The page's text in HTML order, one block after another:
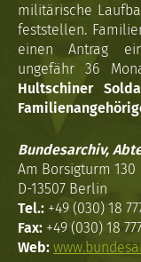
militärische
feststellen.
einen Antrag
ungefähr 36
Hultschiner
Bundesarchiv,
Am Borsigturm 130
D-13507 Berlin
Tel.: +49 (030) 18
Fax: +49 (030) 18
Web: